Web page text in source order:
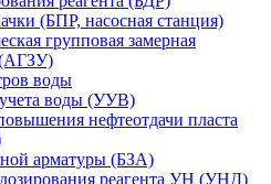
(БПР, насосная станция)
групповая замерная
(АГЗУ)
воды
воды (УУВ)
нефтеотдачи пласта
арматуры (БЗА)
реагента УН (УНД)